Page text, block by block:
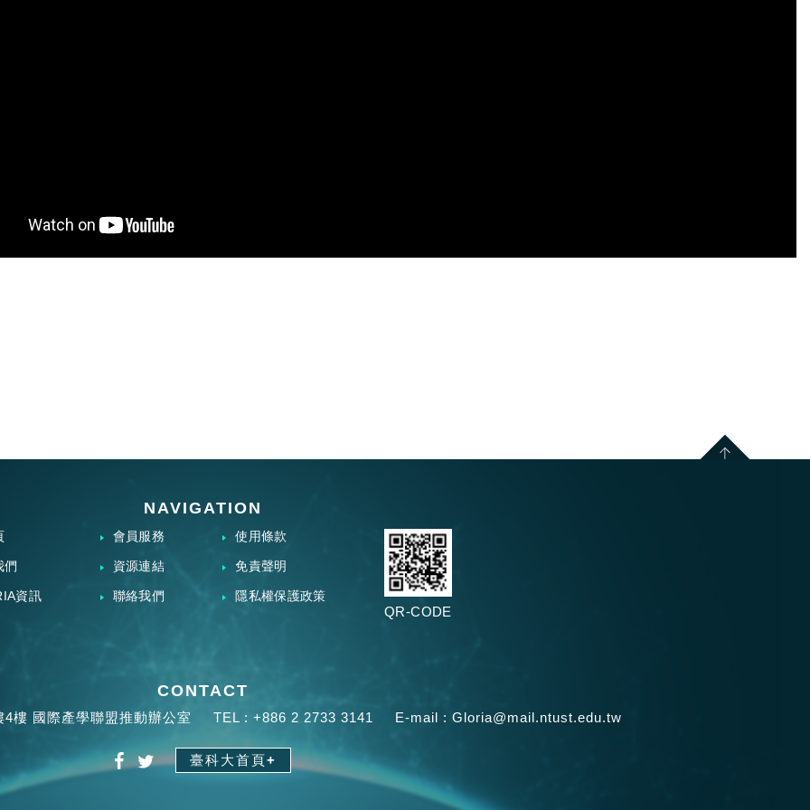
NAVIGATION
們
資訊
會員服務
資源連結
聯絡我們
使用條款
免責聲明
隱私權保護政策
QR-CODE
CONTACT
樓 國際產學聯盟推動辦公室 TEL : +886 2 2733 3141 E-mail :Gloria@mail.ntust.edu.tw
臺科大首頁+